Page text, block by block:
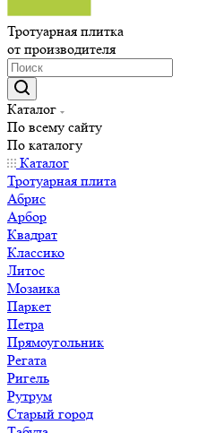
Тротуарная плитка
от производителя
Каталог
По всему сайту
По каталогу
Каталог
Тротуарная плита
Абрис
Арбор
Квадрат
Классико
Литос
Мозаика
Паркет
Петра
Прямоугольник
Регата
Ригель
Рутрум
Старый город